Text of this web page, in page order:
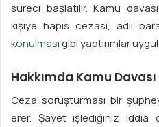
süreci başlatılır. Kamu
kişiye hapis cezası, adli
konulmasıgibi yaptırımlar
Hakkımda Kamu Davası
Ceza soruşturması bir
erer. Şayet işlediğiniz iddia